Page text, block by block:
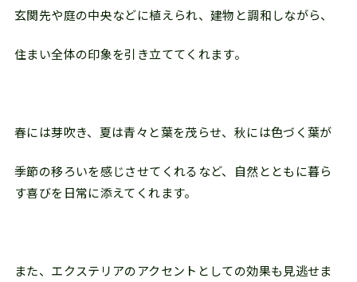
玄関先や庭の中央などに植えられ、建物と調和しながら、
住まい全体の印象を引き立ててくれます。
春には芽吹き、夏は青々と葉を茂らせ、秋には色づく葉が
季節の移ろいを感じさせてくれるなど、自然とともに暮ら
す喜びを日常に添えてくれます。
また、エクステリアのアクセントとしての効果も見逃せま